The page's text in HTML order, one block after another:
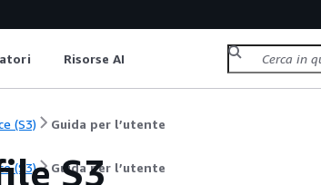
Risorse AI
(S3) Guida per l’utente
(S3) Guida per l’utente
S3